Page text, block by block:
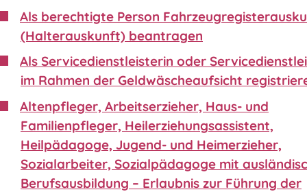
Als berechtigte Person
(Halterauskunft) beantragen
Als Servicedienstleisterin oder
im Rahmen der Geldwäscheaufsicht
Altenpfleger, Arbeitserzieher, Haus- und
Familienpfleger, Heilerziehungsassistent,
Heilpädagoge, Jugend- und Heimerzieher,
Sozialarbeiter, Sozialpädagoge mit
Berufsausbildung – Erlaubnis zur Führung der